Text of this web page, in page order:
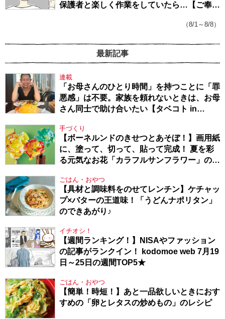
保護者と楽しく作業をしていたら…【ご奉仕
（8/1～8/8）
最新記事
連載
「お母さんのひとり時間」を持つことに「罪
悪感」は不要。家族を頼れないときは、お母
さん同士で助け合いたい【タベコト in
手づくり
【ボーネルンドのきせつとあそぼ！】画用紙
に、塗って、切って、貼って完成！ 夏を彩
る元気なお花「カラフルサンフラワー」の作
ごはん・おやつ
【具材と調味料をのせてレンチン】ケチャッ
プ×バターの王道味！「うどんナポリタン」
のできあがり♪
イチオシ！
【週間ランキング！】NISAやファッション
の記事がランクイン！ kodomoe web 7月19
日～25日の週間TOP5★
ごはん・おやつ
【簡単！時短！】あと一品欲しいときにおす
すめの「卵とレタスの炒めもの」のレシピ